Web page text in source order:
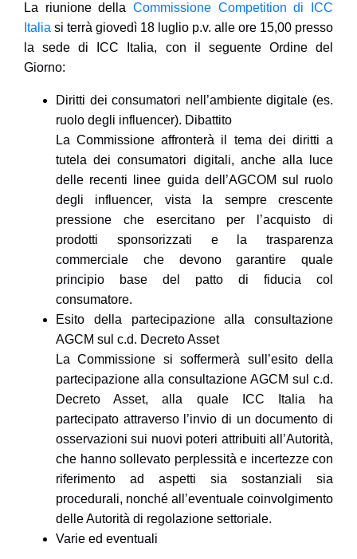
La riunione della Commissione Competition di ICC
Italia si terrà giovedì 18 luglio p.v. alle ore 15,00 presso
la sede di ICC Italia, con il seguente Ordine del
Giorno:
Diritti dei consumatori nell’ambiente digitale (es.
ruolo degli influencer). Dibattito
La Commissione affronterà il tema dei diritti a
tutela dei consumatori digitali, anche alla luce
delle recenti linee guida dell’AGCOM sul ruolo
degli influencer, vista la sempre crescente
pressione che esercitano per l’acquisto di
prodotti sponsorizzati e la trasparenza
commerciale che devono garantire quale
principio base del patto di fiducia col
consumatore.
Esito della partecipazione alla consultazione
AGCM sul c.d. Decreto Asset
La Commissione si soffermerà sull’esito della
partecipazione alla consultazione AGCM sul c.d.
Decreto Asset, alla quale ICC Italia ha
partecipato attraverso l’invio di un documento di
osservazioni sui nuovi poteri attribuiti all’Autorità,
che hanno sollevato perplessità e incertezze con
riferimento ad aspetti sia sostanziali sia
procedurali, nonché all’eventuale coinvolgimento
delle Autorità di regolazione settoriale.
Varie ed eventuali